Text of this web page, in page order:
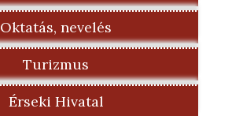
Oktatás, nevelés
Turizmus
Érseki Hivatal